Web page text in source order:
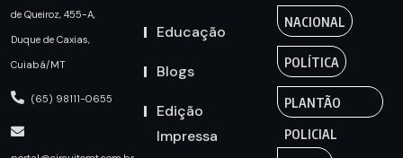
de Queiroz, 455-A,
Duque de Caxias,
Cuiabá/MT
(65) 98111-0655
Educação
Blogs
Edição
Impressa
NACIONAL
POLÍTICA
PLANTÃO
POLICIAL